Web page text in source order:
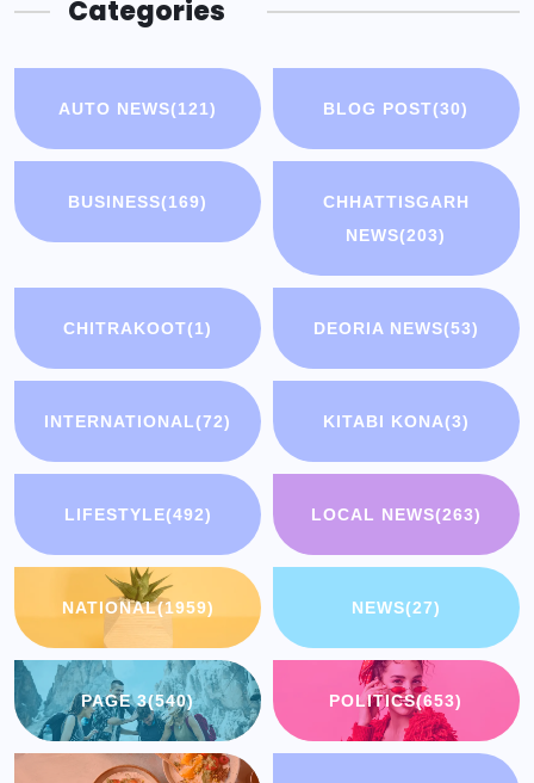
Categories
AUTO NEWS(121) BLOG POST(30)
BUSINESS(169)
CHHATTISGARH
NEWS(203)
CHITRAKOOT(1) DEORIA NEWS(53)
INTERNATIONAL(72) KITABI KONA(3)
LIFESTYLE(492) LOCAL NEWS(263)
NATIONAL(1959) NEWS(27)
PAGE 3(540) POLITICS(653)